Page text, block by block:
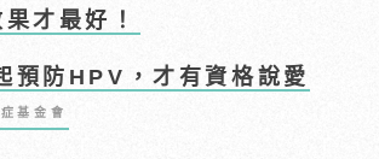
才最好！
預防HPV，才有資格說愛
基金會